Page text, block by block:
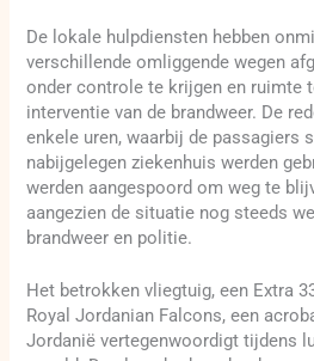
De lokale hulpdiensten hebben
verschillende omliggende wegen
onder controle te krijgen en ruimte
interventie van de brandweer. De
enkele uren, waarbij de passagiers
nabijgelegen ziekenhuis werden
werden aangespoord om weg te
aangezien de situatie nog steeds
brandweer en politie.
Het betrokken vliegtuig, een Extra
Royal Jordanian Falcons, een
Jordanië vertegenwoordigt tijdens